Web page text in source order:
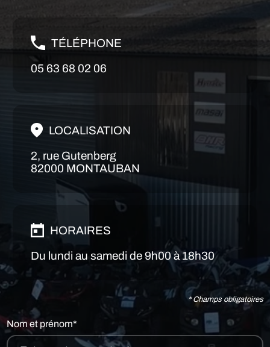
TÉLÉPHONE
05 63 68 02 06
LOCALISATION
2, rue Gutenberg
82000 MONTAUBAN
HORAIRES
Du lundi au samedi de 9h00 à 18h30
* Champs obligatoires
Nom et prénom*